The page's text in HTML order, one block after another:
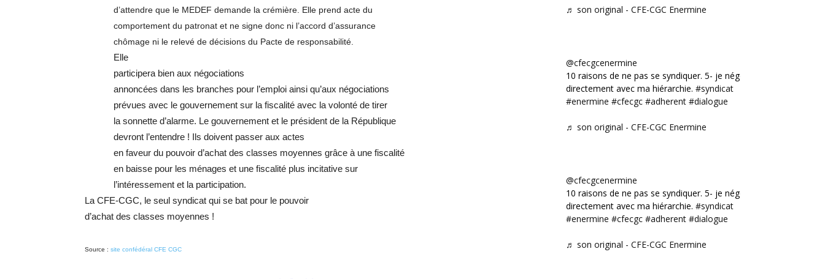
d’attendre que le MEDEF demande la crémière. Elle prend acte du
comportement du patronat et ne signe donc ni l’accord d’assurance
chômage ni le relevé de décisions du Pacte de responsabilité.
Elle
participera bien aux négociations
annoncées dans les branches pour l’emploi ainsi qu’aux négociations
prévues avec le gouvernement sur la fiscalité avec la volonté de tirer
la sonnette d’alarme. Le gouvernement et le président de la République
devront l’entendre ! Ils doivent passer aux actes
en faveur du pouvoir d’achat des classes moyennes grâce à une fiscalité
en baisse pour les ménages et une fiscalité plus incitative sur
l’intéressement et la participation.
La CFE-CGC, le seul syndicat qui se bat pour le pouvoir
d’achat des classes moyennes !
Source : site confédéral CFE CGC
♬ son original - CFE-CGC Enermine
@cfecgcenermine
10 raisons de ne pas se syndiquer. 5- je négocie
directement avec ma hiérarchie. #syndicat
#enermine #cfecgc #adherent #dialogue
♬ son original - CFE-CGC Enermine
@cfecgcenermine
10 raisons de ne pas se syndiquer. 5- je négocie
directement avec ma hiérarchie. #syndicat
#enermine #cfecgc #adherent #dialogue
♬ son original - CFE-CGC Enermine